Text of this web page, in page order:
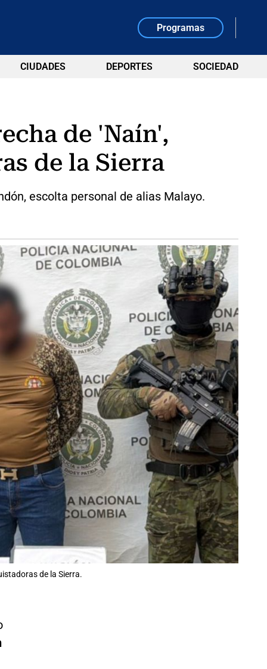
Programas
CIUDADES DEPORTES SOCIEDAD
de 'Naín',
de la Sierra
escolta personal de alias Malayo.
de la Sierra.